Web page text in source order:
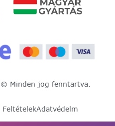
Minden jog fenntartva.
FeltételekAdatvédelm